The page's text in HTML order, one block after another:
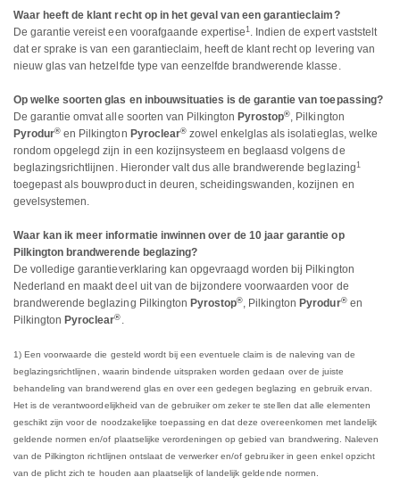
Waar heeft de klant recht op in het geval van een garantieclaim?
De garantie vereist een voorafgaande expertise1 . Indien de expert vaststelt
dat er sprake is van een garantieclaim, heeft de klant recht op levering van
nieuw glas van hetzelfde type van eenzelfde brandwerende klasse.
Op welke soorten glas en inbouwsituaties is de garantie van toepassing?
De garantie omvat alle soorten van Pilkington Pyrostop®, Pilkington
Pyrodur® en Pilkington Pyroclear®zowel enkelglas als isolatieglas, welke
rondom opgelegd zijn in een kozijnsysteem en beglaasd volgens de
beglazingsrichtlijnen. Hieronder valt dus alle brandwerende beglazing 1
toegepast als bouwproduct in deuren, scheidingswanden, kozijnen en
gevelsystemen.
Waar kan ik meer informatie inwinnen over de 10 jaar garantie op
Pilkington brandwerende beglazing?
De volledige garantieverklaring kan opgevraagd worden bij Pilkington
Nederland en maakt deel uit van de bijzondere voorwaarden voor de
brandwerende beglazing Pilkington Pyrostop®, Pilkington Pyrodur®en
Pilkington Pyroclear® .
1) Een voorwaarde die gesteld wordt bij een eventuele claim is de naleving van de
beglazingsrichtlijnen, waarin bindende uitspraken worden gedaan over de juiste
behandeling van brandwerend glas en over een gedegen beglazing en gebruik ervan.
Het is de verantwoordelijkheid van de gebruiker om zeker te stellen dat alle elementen
geschikt zijn voor de noodzakelijke toepassing en dat deze overeenkomen met landelijk
geldende normen en/of plaatselijke verordeningen op gebied van brandwering. Naleven
van de Pilkington richtlijnen ontslaat de verwerker en/of gebruiker in geen enkel opzicht
van de plicht zich te houden aan plaatselijk of landelijk geldende normen.